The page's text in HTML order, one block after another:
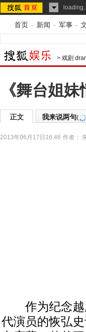
首页 - 新闻 - 军事 -
> 戏剧
《舞台姐
正文 我来说两句(
2013年06月17日16:46 作者：
作为纪念越
代演员的恢弘